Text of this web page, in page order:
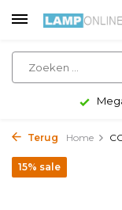
Terug Home
15% sale